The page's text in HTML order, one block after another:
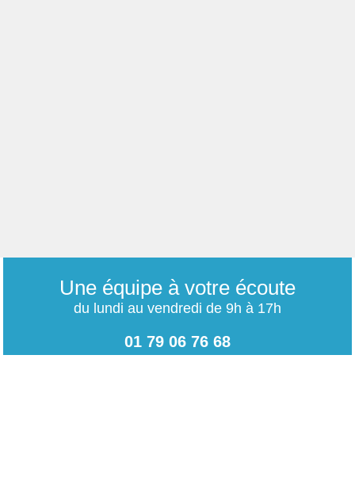
Une équipe à votre écoute
du lundi au vendredi de 9h à 17h
01 79 06 76 68